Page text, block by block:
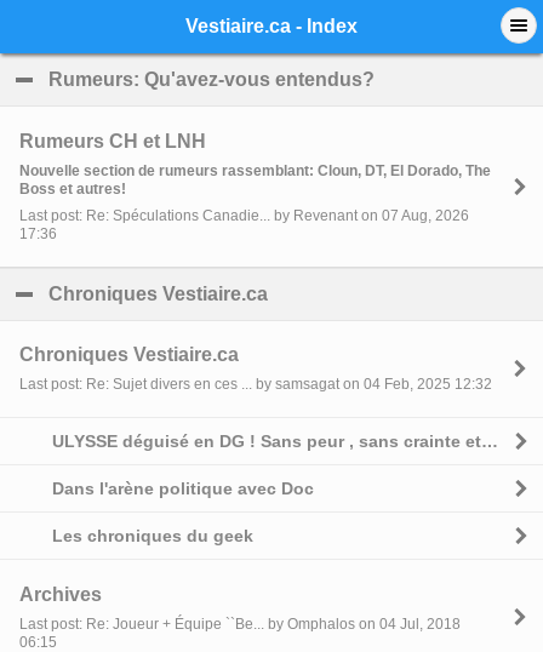
Vestiaire.ca - Index
Rumeurs: Qu'avez-vous entendus?
Rumeurs CH et LNH
Nouvelle section de rumeurs rassemblant: Cloun, DT, El Dorado, The
Boss et autres!
Last post: Re: Spéculations Canadie... by Revenant on 07 Aug, 2026
17:36
Chroniques Vestiaire.ca
Chroniques Vestiaire.ca
Last post: Re: Sujet divers en ces ... by samsagat on 04 Feb, 2025 12:32
ULYSSE déguisé en DG ! Sans peur , sans crainte et sans complexe
Dans l'arène politique avec Doc
Les chroniques du geek
Archives
Last post: Re: Joueur + Équipe ``Be... by Omphalos on 04 Jul, 2018
06:15